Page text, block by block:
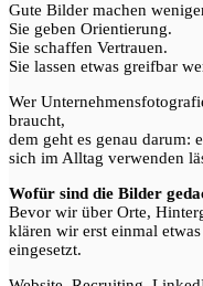
Gute Bilder machen
Sie geben Orientierung.
Sie schaffen Vertrauen.
Sie lassen etwas greifbar
Wer
braucht,
dem geht es genau
sich im Alltag verwenden
Wofür sind die Bilder
Bevor wir über Orte,
klären wir erst einmal
eingesetzt.